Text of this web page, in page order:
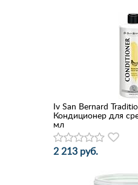
Iv San Bernard
Кондиционер для
мл
2 213 руб.